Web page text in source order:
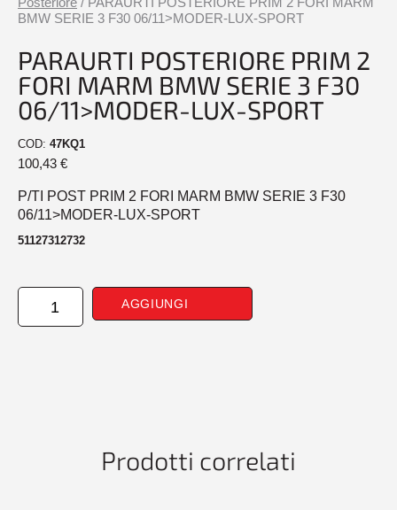
BMW SERIE 3 F30 06/11>MODER-LUX-SPORT
PARAURTI POSTERIORE PRIM 2
FORI MARM BMW SERIE 3 F30
06/11>MODER-LUX-SPORT
COD: 47KQ1
100,43 €
P/TI POST PRIM 2 FORI MARM BMW SERIE 3 F30
06/11>MODER-LUX-SPORT
51127312732
POSTERIORE
AGGIUNGI
Prodotti correlati